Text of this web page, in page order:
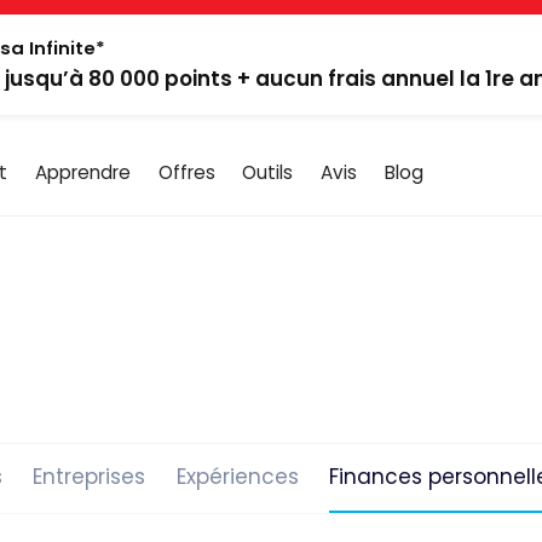
Infinite*
80 000 points + aucun frais annuel la 1re
Apprendre Offres Outils Avis Blog
Entreprises Expériences Finances